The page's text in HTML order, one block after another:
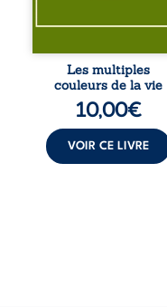
Entre souvenirs,
désillusions, Les
multiples couleurs
de la vie explore la
force des liens, le
poids des non-dits
et la ...
Les multiples
couleurs de la vie
10,00€
VOIR CE LIVRE